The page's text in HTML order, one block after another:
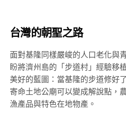
台灣的朝聖之路
面對基隆同樣嚴峻的人口老化與
盼將濟州島的「步道村」經驗移
美好的藍圖：當基隆的步道修好
寄命土地公廟可以變成解說點，
漁產品與特色在地物產。